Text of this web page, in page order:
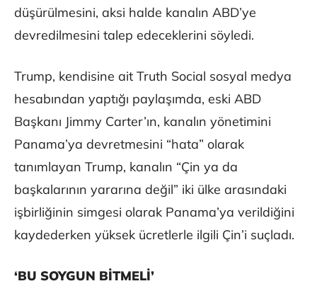
düşürülmesini, aksi halde kanalın ABD’ye
devredilmesini talep edeceklerini söyledi.
Trump, kendisine ait Truth Social sosyal medya
hesabından yaptığı paylaşımda, eski ABD
Başkanı Jimmy Carter’ın, kanalın yönetimini
Panama’ya devretmesini “hata” olarak
tanımlayan Trump, kanalın “Çin ya da
başkalarının yararına değil” iki ülke arasındaki
işbirliğinin simgesi olarak Panama’ya verildiğini
kaydederken yüksek ücretlerle ilgili Çin’i suçladı.
‘BU SOYGUN BİTMELİ’